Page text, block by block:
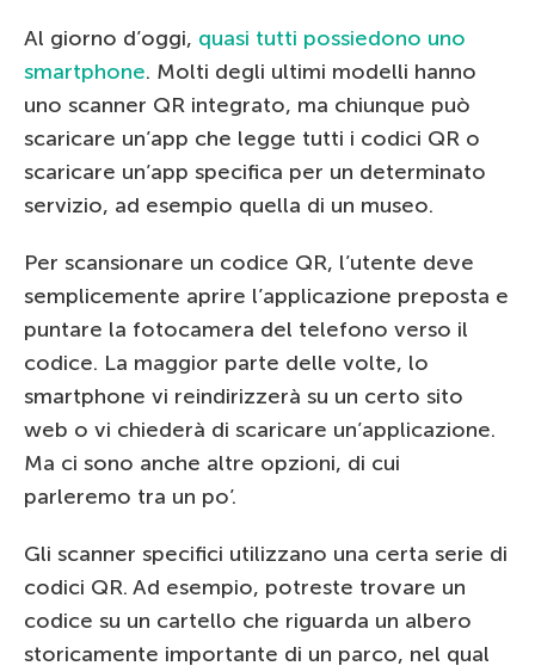
Al giorno d’oggi, quasi tutti possiedono uno
smartphone. Molti degli ultimi modelli hanno
uno scanner QR integrato, ma chiunque può
scaricare un’app che legge tutti i codici QR o
scaricare un’app specifica per un determinato
servizio, ad esempio quella di un museo.
Per scansionare un codice QR, l’utente deve
semplicemente aprire l’applicazione preposta e
puntare la fotocamera del telefono verso il
codice. La maggior parte delle volte, lo
smartphone vi reindirizzerà su un certo sito
web o vi chiederà di scaricare un’applicazione.
Ma ci sono anche altre opzioni, di cui
parleremo tra un po’.
Gli scanner specifici utilizzano una certa serie di
codici QR. Ad esempio, potreste trovare un
codice su un cartello che riguarda un albero
storicamente importante di un parco, nel qual